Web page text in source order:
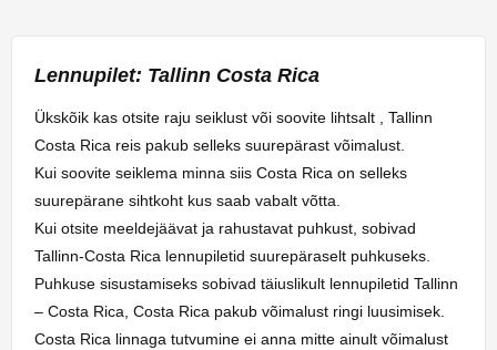
Lennupilet: Tallinn Costa Rica
Ükskõik kas otsite raju seiklust või soovite lihtsalt , Tallinn
Costa Rica reis pakub selleks suurepärast võimalust.
Kui soovite seiklema minna siis Costa Rica on selleks
suurepärane sihtkoht kus saab vabalt võtta.
Kui otsite meeldejäävat ja rahustavat puhkust, sobivad
Tallinn-Costa Rica lennupiletid suurepäraselt puhkuseks.
Puhkuse sisustamiseks sobivad täiuslikult lennupiletid Tallinn
– Costa Rica, Costa Rica pakub võimalust ringi luusimisek.
Costa Rica linnaga tutvumine ei anna mitte ainult võimalust